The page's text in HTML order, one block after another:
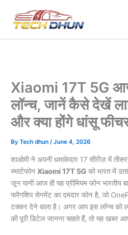
content
Xiaomi 17T 5G आज
लॉन्च, जानें कैसे देखें
और क्या होंगे धांसू
ByTech dhun/June 4, 2026
शाओमी ने अपनी धमाकेदार 17 सीरीज़ में
स्मार्टफोनXiaomi 17T 5G को भारत में
जून यानी आज ही यह प्रीमियम फोन भारतीय
फ्लैगशिप सेगमेंट का दमदार फोन है, जो
टक्कर देने वाला है। अगर आप इस लॉन्च को
की पूरी डिटेल जानना चाहते हैं, तो यह खबर